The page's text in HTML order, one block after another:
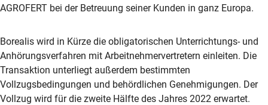
AGROFERT bei der Betreuung seiner Kunden in ganz Europa.
Borealis wird in Kürze die obligatorischen Unterrichtungs- und
Anhörungsverfahren mit Arbeitnehmervertretern einleiten. Die
Transaktion unterliegt außerdem bestimmten
Vollzugsbedingungen und behördlichen Genehmigungen. Der
Vollzug wird für die zweite Hälfte des Jahres 2022 erwartet.